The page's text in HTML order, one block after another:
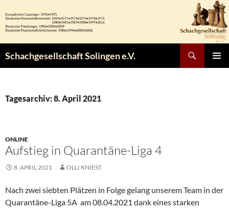
Inhalt
springen
Schachgesellschaft Solingen e.V.
Tagesarchiv: 8. April 2021
ONLINE
Aufstieg in Quarantäne-Liga 4
8. APRIL 2021 OLLI KNIEST
Nach zwei siebten Plätzen in Folge gelang unserem Team in der
Quarantäne-Liga 5A am 08.04.2021 dank eines starken